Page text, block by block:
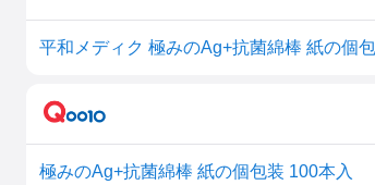
平和メディク 極みのAg+抗菌綿棒 紙の個
極みのAg+抗菌綿棒 紙の個包装 100本入